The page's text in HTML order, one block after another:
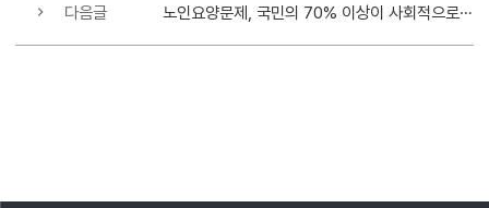
다음글 노인요양문제, 국민의 70% 이상이 사회적으로 해결하길 기대